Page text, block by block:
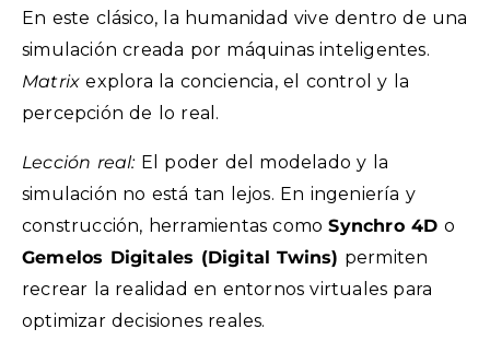
En este clásico, la humanidad vive dentro de una
simulación creada por máquinas inteligentes.
Matrix explora la conciencia, el control y la
percepción de lo real.
Lección real:El poder del modelado y la
simulación no está tan lejos. En ingeniería y
construcción, herramientas comoSynchro 4D o
Gemelos Digitales (Digital Twins) permiten
recrear la realidad en entornos virtuales para
optimizar decisiones reales.